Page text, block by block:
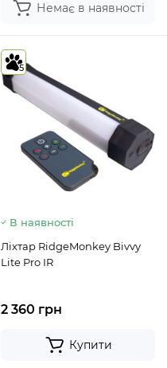
Немає в наявності
5
В наявності
Ліхтар RidgeMonkey Bivvy
Lite Pro IR
2 360 грн
Купити